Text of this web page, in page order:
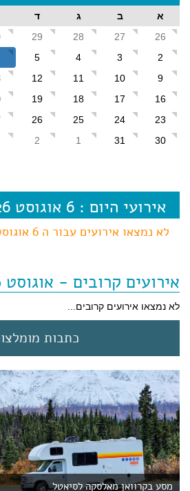
א ב ג ד
26
27
28
29
2
3
4
5
9
10
11
12
16
17
18
19
23
24
25
26
30
31
1
2
אירועי היום : 6 אוגוסט 2026
לא נמצאו אירועים עבור ה 6 אוגוסט 2026
אירועים קרובים - אוגוסט 2026
לא נמצאו אירועים קרובים...
כתבות
מסע בקרוואן מאלסקה לסיאטל